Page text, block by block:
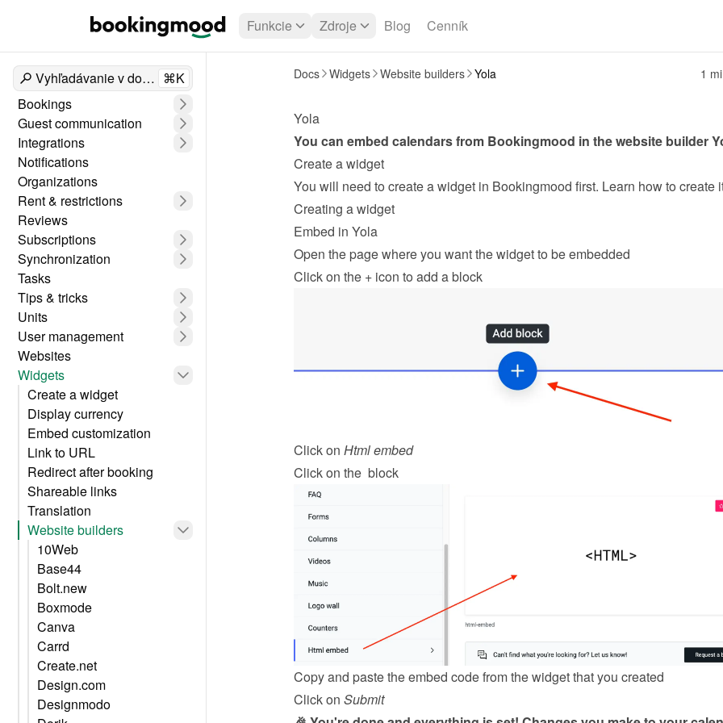
Funkcie Zdroje Blog Cenník
Vyhľadávanie v dokumentoch
⌘K
Bookings
Guest communication
Integrations
Notifications
Organizations
Rent & restrictions
Reviews
Subscriptions
Synchronization
Tasks
Tips & tricks
Units
User management
Websites
Widgets
Create a widget
Display currency
Embed customization
Link to URL
Redirect after booking
Shareable links
Translation
Website builders
10Web
Base44
Bolt.new
Boxmode
Canva
Carrd
Create.net
Design.com
Designmodo
Docs Widgets Website builders Yola 1
Yola
You can embed calendars from Bookingmood in the website builder
Create a widget
Creating a widget
Embed in Yola
Open the page where you want the widget to be embedded
Click on the + icon to add a block
Click on Html embed
Click on the  block
Copy and paste the embed code from the widget that you created
Click on Submit